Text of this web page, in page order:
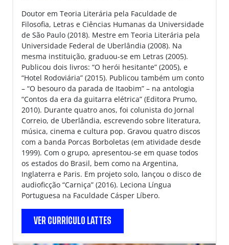
Doutor em Teoria Literária pela Faculdade de
Filosofia, Letras e Ciências Humanas da Universidade
de São Paulo (2018). Mestre em Teoria Literária pela
Universidade Federal de Uberlândia (2008). Na
mesma instituição, graduou-se em Letras (2005).
Publicou dois livros: “O herói hesitante” (2005), e
“Hotel Rodoviária” (2015). Publicou também um conto
– “O besouro da parada de Itaobim” – na antologia
“Contos da era da guitarra elétrica” (Editora Prumo,
2010). Durante quatro anos, foi colunista do Jornal
Correio, de Uberlândia, escrevendo sobre literatura,
música, cinema e cultura pop. Gravou quatro discos
com a banda Porcas Borboletas (em atividade desde
1999). Com o grupo, apresentou-se em quase todos
os estados do Brasil, bem como na Argentina,
Inglaterra e Paris. Em projeto solo, lançou o disco de
audioficção “Carniça” (2016). Leciona Língua
Portuguesa na Faculdade Cásper Líbero.
VER CURRÍCULO LATTES